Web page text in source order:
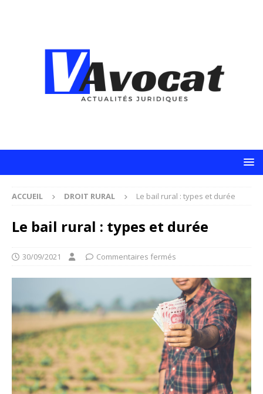
ACCUEIL DROIT RURAL Le bail rural : types et durée
Le bail rural : types et durée
30/09/2021 Commentaires fermés